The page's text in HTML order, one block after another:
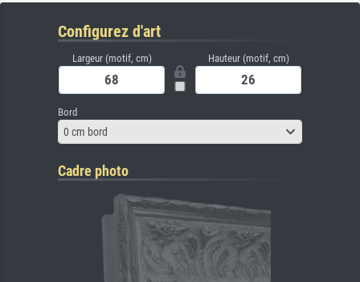
Configurez d'art
Largeur (motif, cm) Hauteur (motif, cm)
Bord
0 cm bord
Cadre photo